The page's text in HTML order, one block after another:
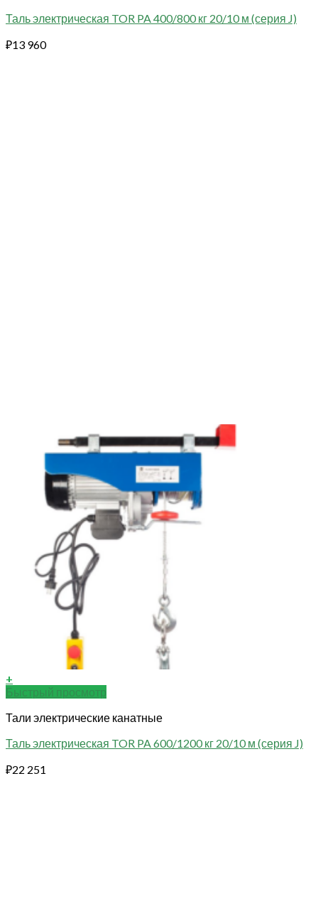
Таль электрическая TOR PA 400/800 кг 20/10 м (серия J)
₽13 960
+
Быстрый просмотр
Тали электрические канатные
Таль электрическая TOR PA 600/1200 кг 20/10 м (серия J)
₽22 251